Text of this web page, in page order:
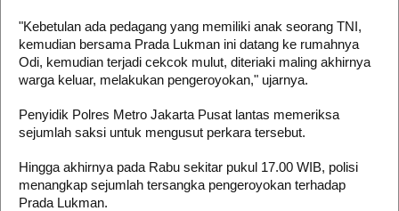
"Kebetulan ada pedagang yang memiliki anak seorang TNI,
kemudian bersama Prada Lukman ini datang ke rumahnya
Odi, kemudian terjadi cekcok mulut, diteriaki maling akhirnya
warga keluar, melakukan pengeroyokan," ujarnya.
Penyidik Polres Metro Jakarta Pusat lantas memeriksa
sejumlah saksi untuk mengusut perkara tersebut.
Hingga akhirnya pada Rabu sekitar pukul 17.00 WIB, polisi
menangkap sejumlah tersangka pengeroyokan terhadap
Prada Lukman.